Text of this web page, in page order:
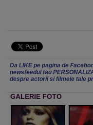
Da LIKE pe pagina de
newsfeedul tau
despre actorii si filmele tale
GALERIE FOTO